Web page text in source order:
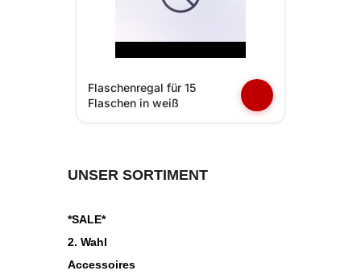
Flaschenregal für 15
Flaschen in weiß
UNSER SORTIMENT
*SALE*
2. Wahl
Accessoires